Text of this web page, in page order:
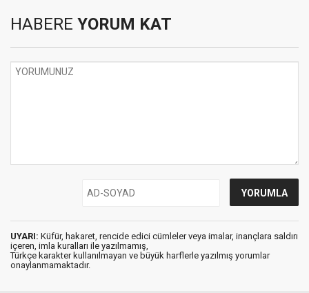
HABERE YORUM KAT
UYARI: Küfür, hakaret, rencide edici cümleler veya imalar, inançlara saldırı
içeren, imla kuralları ile yazılmamış,
Türkçe karakter kullanılmayan ve büyük harflerle yazılmış yorumlar
onaylanmamaktadır.